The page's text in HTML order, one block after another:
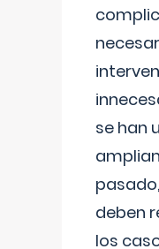
se han
deben
los